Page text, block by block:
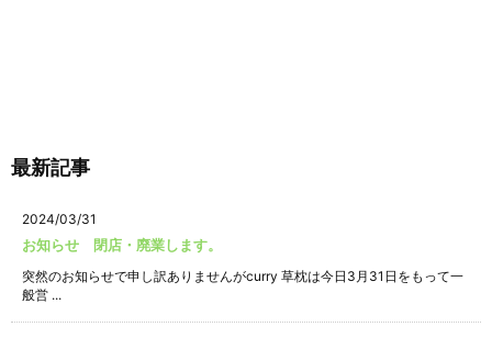
最新記事
2024/03/31
お知らせ 閉店・廃業します。
突然のお知らせで申し訳ありませんがcurry 草枕は今日3月31日をもって一
般営 ...